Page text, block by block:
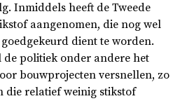
Inmiddels heeft de Tweede
aangenomen, die nog wel
dient te worden.
de politiek onder andere het
bouwprojecten versnellen, zo
die relatief weinig stikstof